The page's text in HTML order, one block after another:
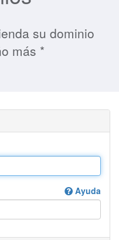
su dominio
más *
Ayuda